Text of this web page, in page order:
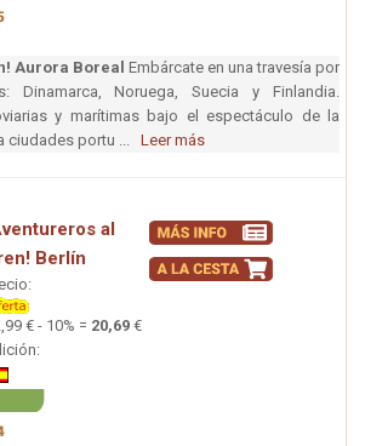
Aurora Boreal Embárcate en una travesía por
Dinamarca, Noruega, Suecia y Finlandia.
y marítimas bajo el espectáculo de la
ciudades portu ... Leer más
al
Berlín
€ - 10% = 20,69 €